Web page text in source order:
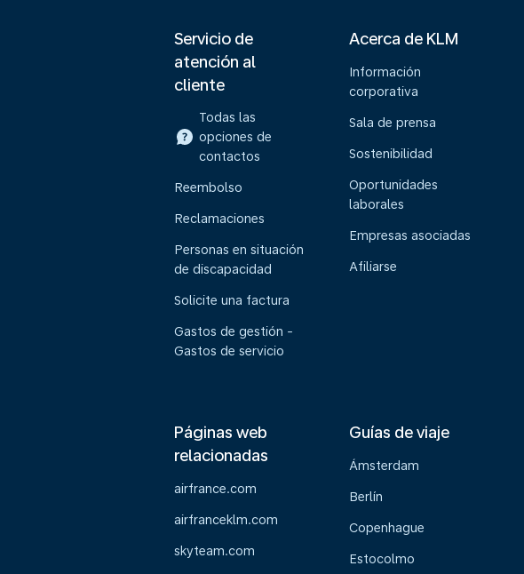
Servicio de
atención al
cliente
Todas las
opciones de
contactos
Reembolso
Reclamaciones
Personas en situación
de discapacidad
Solicite una factura
Gastos de gestión -
Gastos de servicio
Acerca de KLM
Información
corporativa
Sala de prensa
Sostenibilidad
Oportunidades
laborales
Empresas asociadas
Afiliarse
Páginas web
relacionadas
airfrance.com
airfranceklm.com
skyteam.com
Guías de viaje
Ámsterdam
Berlín
Copenhague
Estocolmo